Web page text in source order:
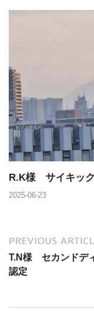
R.K様 サイキック
2025-06-23
PREVIOUS
T.N様 セカンドデ
認定